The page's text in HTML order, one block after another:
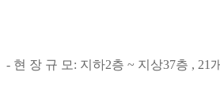
- 현 장 규 모: 지하2층 ~ 지상37층 , 21